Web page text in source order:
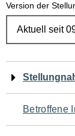
Version der
für
den
Betroffene